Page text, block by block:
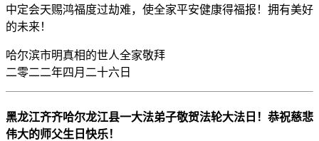
中定会天赐鸿福度过劫难，使全家平安健康得福报！拥有美好
的未来！
哈尔滨市明真相的世人全家敬拜
二零二二年四月二十六日
黑龙江齐齐哈尔龙江县一大法弟子敬贺法轮大法日！恭祝慈悲
伟大的师父生日快乐！